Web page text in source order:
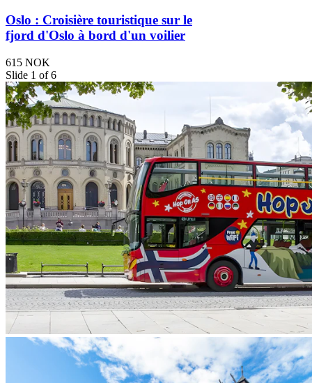
Oslo : Croisière touristique sur le
fjord d'Oslo à bord d'un voilier
615 NOK
Slide 1 of 6